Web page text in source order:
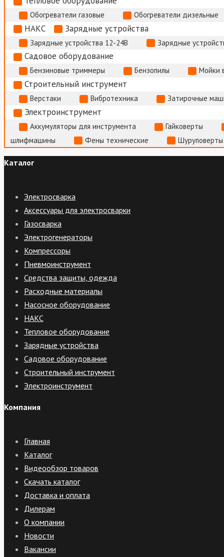
Обогреватели газовые Обогреватели дизельные
НАКС Зарядные устройства
Зарядные устройства 12-24В Зарядные
Садовое оборудование
Бензиновые триммеры Бензопилы Мойки
Строительный инструмент
Верстаки Вибротехника Затирочные
Электроинструмент
Аккумуляторы для инструмента
Гайковерты
шлифмашины
Фены технические
Каталог
Электросварка
Аксессуары для электросварки
Газосварка
Электрогенераторы
Компрессоры
Пневмоинструмент
Средства защиты, одежда
Расходные материалы
Насосное оборудование
НАКС
Тепловое оборудование
Зарядные устройства
Садовое оборудование
Строительный инструмент
Электроинструмент
Компания
Главная
Каталог
Видеообзор товаров
Скачать каталог
Доставка и оплата
Дилерам
О компании
Новости
Вакансии